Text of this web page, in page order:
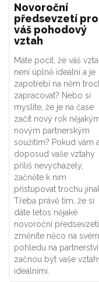
Novoroční
předsevzetí pro
váš pohodový
vztah
Máte pocit, že váš
není úplně ideální a je
zapotřebí na něm
zapracovat? Nebo si
myslíte, že je na čase
začít nový rok
novým partnerským
soužitím? Pokud vám
doposud vaše vztahy
příliš nevycházely,
začněte k nim
přistupovat trochu
Třeba právě tím, že si
dáte letos nějaké
novoroční
změníte něco na svém
pohledu na partnerství,
začnou být vaše
ideálními.